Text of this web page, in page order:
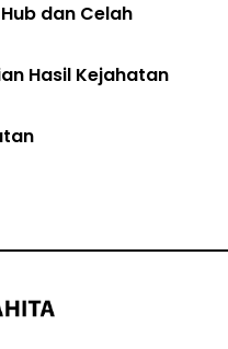
dan Celah
Hasil Kejahatan